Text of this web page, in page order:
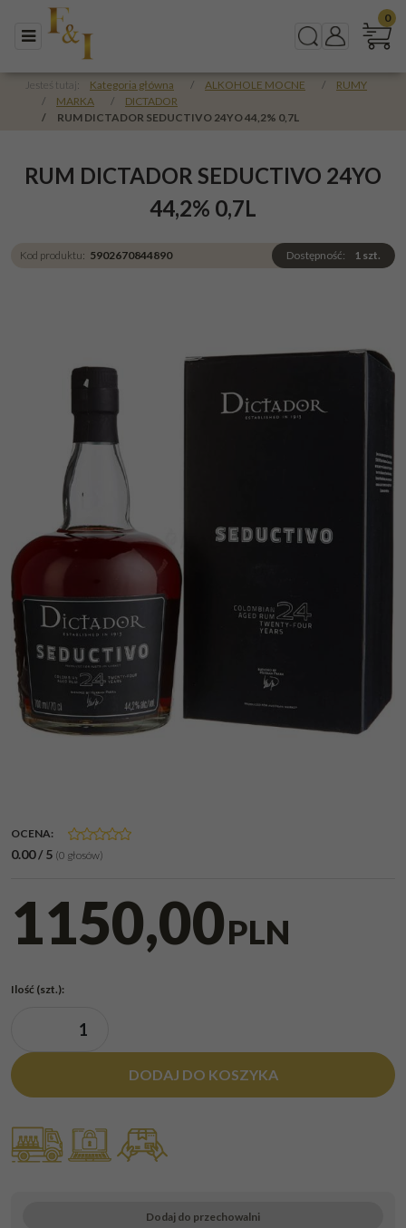
Menu SzukajPanel
0
Jesteś tutaj: Kategoria główna / ALKOHOLE MOCNE /
RUMY
/
MARKA /
DICTADOR
/
RUM DICTADOR SEDUCTIVO 24YO 44,2% 0,7L
RUM DICTADOR SEDUCTIVO 24YO
44,2% 0,7L
Kod produktu: 5902670844890 Dostępność: 1 szt.
OCENA:
0.00/5 (0 głosów)
1150,00PLN
Ilość (szt.):
DODAJ DO KOSZYKA
Dodaj do przechowalni